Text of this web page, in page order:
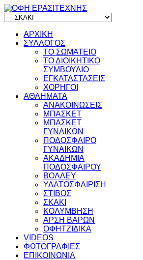
ΑΡΧΙΚΗ
ΣΥΛΛΟΓΟΣ
ΤΟ ΣΩΜΑΤΕΙΟ
ΤΟ ΔΙΟΙΚΗΤΙΚΟ
ΣΥΜΒΟΥΛΙΟ
ΕΓΚΑΤΑΣΤΑΣΕΙΣ
ΧΟΡΗΓΟΙ
ΑΘΛΗΜΑΤΑ
ΑΝΑΚΟΙΝΩΣΕΙΣ
ΜΠΑΣΚΕΤ
ΜΠΑΣΚΕΤ
ΓΥΝΑΙΚΩΝ
ΠΟΔΟΣΦΑΙΡΟ
ΓΥΝΑΙΚΩΝ
ΑΚΑΔΗΜΙΑ
ΠΟΔΟΣΦΑΙΡΟΥ
ΒΟΛΛΕΥ
ΥΔΑΤΟΣΦΑΙΡΙΣΗ
ΣΤΙΒΟΣ
ΣΚΑΚΙ
ΚΟΛΥΜΒΗΣΗ
ΑΡΣΗ ΒΑΡΩΝ
ΟΦΗΤΖΙΔΙΚΑ
VIDEOS
ΦΩΤΟΓΡΑΦΙΕΣ
ΕΠΙΚΟΙΝΩΝΙΑ